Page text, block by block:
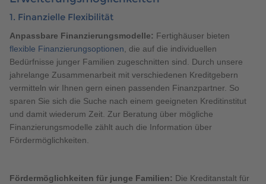
1. Finanzielle Flexibilität
Anpassbare Finanzierungsmodelle: Fertighäuser bieten
flexible Finanzierungsoptionen, die auf die individuellen
Bedürfnisse junger Familien zugeschnitten sind. Durch unsere
jahrelange Zusammenarbeit mit verschiedenen Kreditgebern
vermitteln wir Ihnen gern einen passenden Finanzpartner. So
sparen Sie sich die Suche nach einem geeigneten Kreditinstitut
und damit wiederum Zeit. Zur Beratung über mögliche
Finanzierungsmodelle zählt auch die Information über
Fördermöglichkeiten.
Fördermöglichkeiten für junge Familien: Die Kreditanstalt für